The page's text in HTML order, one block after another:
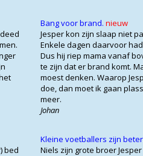
Bang voor brand. nieuw
Jesper kon zijn slaap niet
Enkele dagen daarvoor
Dus hij riep mama vanaf
te zijn dat er brand komt.
moest denken. Waarop
doe, dan moet ik gaan
meer.
Johan
bed
Kleine voetballers zijn
Niels zijn grote broer